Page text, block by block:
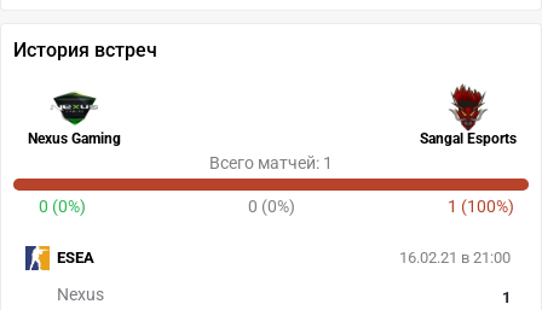
История встреч
Nexus Gaming Sangal Esports
Всего матчей: 1
0 (0%) 0 (0%) 1 (100%)
16.02.21 в 21:00
Nexus
1
ESEA